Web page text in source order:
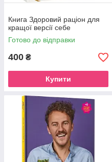
Книга Здоровий раціон для
кращої версії себе
Готово до відправки
400 ₴
Купити